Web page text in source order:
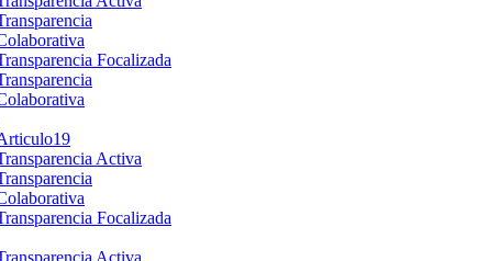
Focalizada
Activa
Focalizada
Activa